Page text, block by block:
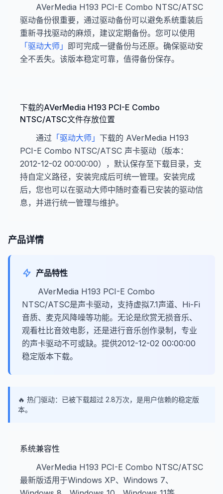
AVerMedia H193 PCI-E Combo NTSC/ATSC
驱动备份很重要，通过驱动备份可以避免系统重装后
重新寻找驱动的麻烦，建议定期备份。您可以使用
「驱动大师」 即可完成一键备份与还原。确保驱动安
全不丢失。该版本稳定可靠，值得备份保存。
下载的AVerMedia H193 PCI-E Combo
NTSC/ATSC文件存放位置
通过 「驱动大师」 下载的 AVerMedia H193
PCI-E Combo NTSC/ATSC 声卡驱动（版本：
2012-12-02 00:00:00），默认保存至下载目录，支
持自定义路径，安装完成后可统一管理。安装完成
后，您也可以在驱动大师中随时查看已安装的驱动信
息，并进行统一管理与维护。
产品详情
产品特性
AVerMedia H193 PCI-E Combo
NTSC/ATSC是声卡驱动，支持虚拟7.1声道、Hi-Fi
音质、麦克风降噪等功能。无论是欣赏无损音乐、
观看杜比音效电影，还是进行音乐创作录制，专业
的声卡驱动不可或缺。提供2012-12-02 00:00:00
稳定版本下载。
🔥 热门驱动：已被下载超过 2.8万次，是用户信赖的稳定版
本。
系统兼容性
AVerMedia H193 PCI-E Combo NTSC/ATSC
最新版适用于Windows XP、Windows 7、